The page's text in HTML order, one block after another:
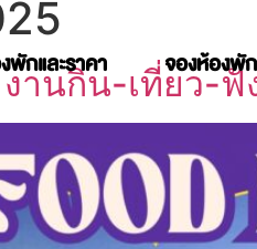
พักและราคา จองห้องพัก
งานกิน-เที่ยว-